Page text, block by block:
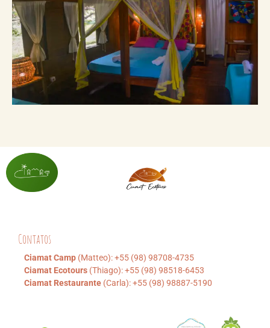
Contatos
Ciamat Camp (Matteo): +55 (98) 98708-4735
Ciamat Ecotours (Thiago): +55 (98) 98518-6453
Ciamat Restaurante (Carla): +55 (98) 98887-5190